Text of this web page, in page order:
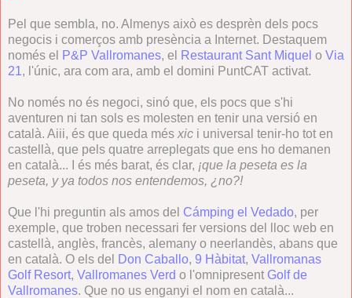
Pel que sembla, no. Almenys això es desprèn dels pocs
negocis i comerços amb presència a Internet. Destaquem
només el
P&P Vallromanes, el Restaurant Sant Miquel o Via
21, l'únic, ara com ara, amb el domini PuntCAT activat.
No només no és negoci, sinó que, els pocs que s'hi
aventuren ni tan sols es molesten en tenir una versió en
català. Aiii, és que queda més xic i universal tenir-ho tot en
castellà, que pels quatre arreplegats que ens ho demanen
en català... I és més barat, és clar, ¡que la peseta es la
peseta, y ya todos nos entendemos, ¿no?!
Que l'hi preguntin als amos del Cámping el Vedado, per
exemple, que troben necessari fer versions del lloc web en
castellà, anglès, francès, alemany o neerlandès, abans que
en català. O els del
Don Caballo, 9 Hàbitat, Vallromanas
Golf Resort, Vallromanes Verd o l'omnipresent Golf de
Vallromanes. Que no us enganyi el nom en català...